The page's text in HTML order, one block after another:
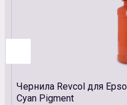
Чернила Revcol для
Cyan Pigment